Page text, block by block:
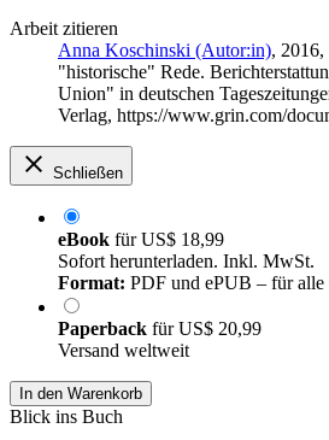
Arbeit zitieren
Anna Koschinski (Autor:in), 2016,
"historische" Rede.
Union" in deutschen
Verlag, https://www.grin.com/
Schließen
eBook fürUS$ 18,99
Sofort herunterladen. Inkl. MwSt.
Format: PDF und ePUB – für alle
Paperback fürUS$ 20,99
Versand weltweit
In den Warenkorb
Blick ins Buch